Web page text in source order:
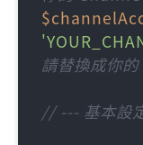
請替換成你
// --- 基本設